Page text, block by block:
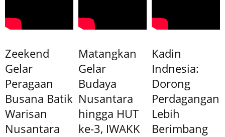
Zeekend
Gelar
Peragaan
Busana Batik
Warisan
Nusantara
Matangkan
Gelar
Budaya
Nusantara
hingga HUT
ke-3, IWAKK
Kadin
Indnesia:
Dorong
Perdagangan
Lebih
Berimbang